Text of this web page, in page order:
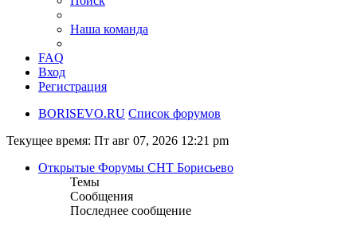
Наша команда
FAQ
Вход
Регистрация
BORISEVO.RU Список форумов
Текущее время: Пт авг 07, 2026 12:21 pm
Открытые Форумы СНТ Борисьево
Темы
Сообщения
Последнее сообщение